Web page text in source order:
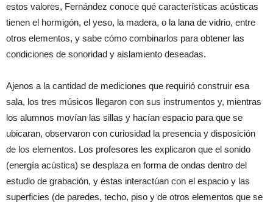
estos valores, Fernández conoce qué características acústicas
tienen el hormigón, el yeso, la madera, o la lana de vidrio, entre
otros elementos, y sabe cómo combinarlos para obtener las
condiciones de sonoridad y aislamiento deseadas.
Ajenos a la cantidad de mediciones que requirió construir esa
sala, los tres músicos llegaron con sus instrumentos y, mientras
los alumnos movían las sillas y hacían espacio para que se
ubicaran, observaron con curiosidad la presencia y disposición
de los elementos. Los profesores les explicaron que el sonido
(energía acústica) se desplaza en forma de ondas dentro del
estudio de grabación, y éstas interactúan con el espacio y las
superficies (de paredes, techo, piso y de otros elementos que se